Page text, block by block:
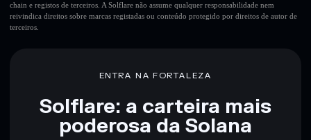
chain e registos de terceiros. A Solflare não assume qualquer responsabilidade nem
reivindica direitos sobre marcas registadas ou conteúdo protegido por direitos de autor de
terceiros.
ENTRA NA FORTALEZA
Solflare: a carteira mais
poderosa da Solana